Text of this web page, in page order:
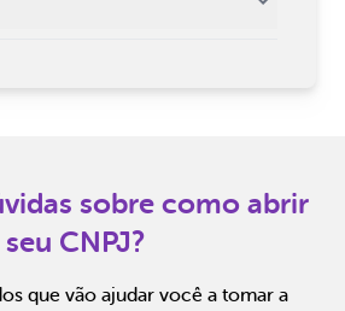
sobre como abrir
seu CNPJ?
que vão ajudar você a tomar a